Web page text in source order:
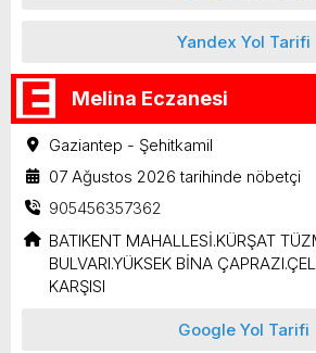
Yandex Yol Tarifi
Melina Eczanesi
Gaziantep - Şehitkamil
07 Ağustos 2026 tarihinde nöbetçi
905456357362
BATIKENT MAHALLESİ.KÜRŞAT
BULVARI.YÜKSEK BİNA
KARŞISI
Google Yol Tarifi